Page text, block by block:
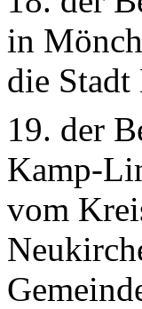
in
die Stadt
19. der
Kamp-
vom